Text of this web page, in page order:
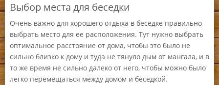
Выбор места для беседки
Очень важно для хорошего отдыха в беседке правильно
выбрать место для ее расположения. Тут нужно выбрать
оптимальное расстояние от дома, чтобы это было не
сильно близко к дому и туда не тянуло дым от мангала, и в
то же время не сильно далеко от него, чтобы можно было
легко перемещаться между домом и беседкой.